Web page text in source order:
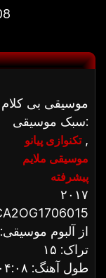
موسیقی بی کلام
سبک موسیقی:
تکنوازی پیانو,
موسیقی ملایم
پیشرفته
۲۰۱۷
از آلبوم موسیقی:
تراک: ۱۵
طول آهنگ: ۰۴:۰۸